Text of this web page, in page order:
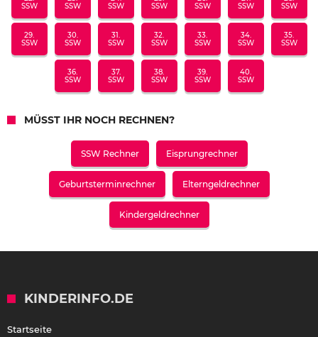
SSW
SSW
SSW
SSW
SSW
SSW
SSW
29.
SSW
30.
SSW
31.
SSW
32.
SSW
33.
SSW
34.
SSW
35.
SSW
36.
SSW
37.
SSW
38.
SSW
39.
SSW
40.
SSW
MÜSST IHR NOCH RECHNEN?
SSW Rechner Eisprungrechner
Geburtsterminrechner Elterngeldrechner
Kindergeldrechner
KINDERINFO.DE
Startseite